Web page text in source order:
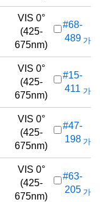
VIS 0°
(425-
675nm)
#68-
489 가
VIS 0°
(425-
675nm)
#15-
411 가
VIS 0°
(425-
675nm)
#47-
198 가
VIS 0°
(425-
675nm)
#63-
205 가